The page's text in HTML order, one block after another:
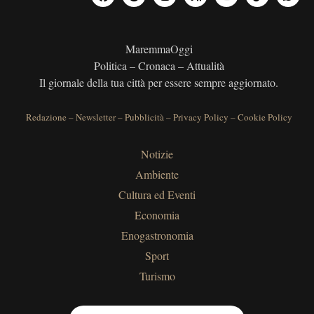
MaremmaOggi
Politica – Cronaca – Attualità
Il giornale della tua città per essere sempre aggiornato.
Redazione –Newsletter–Pubblicità–Privacy Policy –Cookie Policy
Notizie
Ambiente
Cultura ed Eventi
Economia
Enogastronomia
Sport
Turismo